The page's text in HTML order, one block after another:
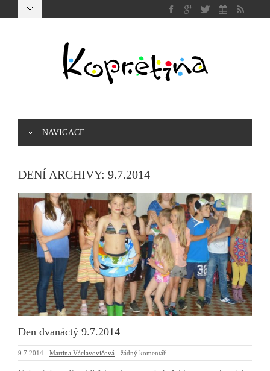
NAVIGACE
DENÍ ARCHIVY: 9.7.2014
Den dvanáctý 9.7.2014
9.7.2014 - Martina Václavovičová - žádný komentář